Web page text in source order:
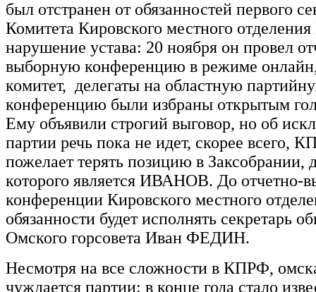
был отстранен от обязанностей первого
Комитета Кировского местного
нарушение устава: 20 ноября он провел
выборную конференцию в режиме
комитет, делегаты на областную
конференцию были избраны открытым
Ему объявили строгий выговор, но об
партии речь пока не идет, скорее всего,
пожелает терять позицию в Заксобрании,
которого является ИВАНОВ. До отчетно-
конференции Кировского местного
обязанности будет исполнять секретарь
Омского горсовета Иван ФЕДИН.
Несмотря на все сложности в КПРФ,
чуждается партии: в конце года стало